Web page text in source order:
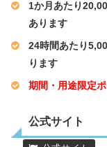
1か月あたり
あります
24時間あたり
ります
期間・用途限定
公式サイト